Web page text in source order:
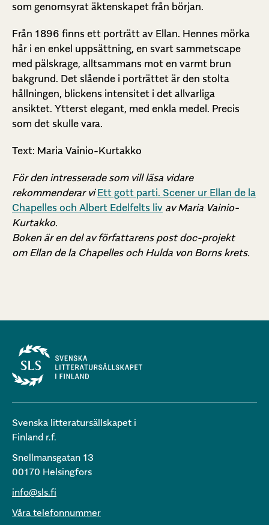
som genomsyrat äktenskapet från början.
Från 1896 finns ett porträtt av Ellan. Hennes mörka
hår i en enkel uppsättning, en svart sammetscape
med pälskrage, alltsammans mot en varmt brun
bakgrund. Det slående i porträttet är den stolta
hållningen, blickens intensitet i det allvarliga
ansiktet. Ytterst elegant, med enkla medel. Precis
som det skulle vara.
Text: Maria Vainio-Kurtakko
För den intresserade som vill läsa vidare
rekommenderar viEtt gott parti. Scener ur Ellan de la
Chapelles och Albert Edelfelts liv av Maria Vainio-
Kurtakko.
Boken är en del av författarens post doc-projekt
om Ellan de la Chapelles och Hulda von Borns krets.
Svenska litteratursällskapet i
Finland r.f.
Snellmansgatan 13
00170 Helsingfors
info@sls.fi
Våra telefonnummer